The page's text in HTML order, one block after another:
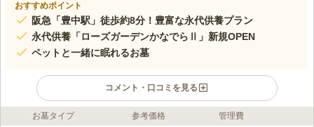
おすすめポイント
阪急「豊中駅」徒歩約8分！豊富な永代供養プラン
永代供養「ローズガーデンかなでらⅡ」新規OPEN
ペットと一緒に眠れるお墓
コメント・口コミを見る
ライフドット編集部のコメント
お墓タイプ 参考価格 管理費